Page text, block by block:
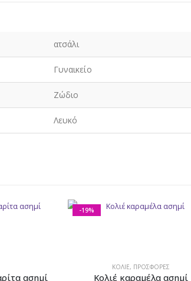
ατσάλι
Γυναικείο
Ζώδιο
Λευκό
ασημί
-19%
ΚΟΛΙΈ, ΠΡΟΣΦΟΡΕΣ
Κολιέ καραμέλα ασημί